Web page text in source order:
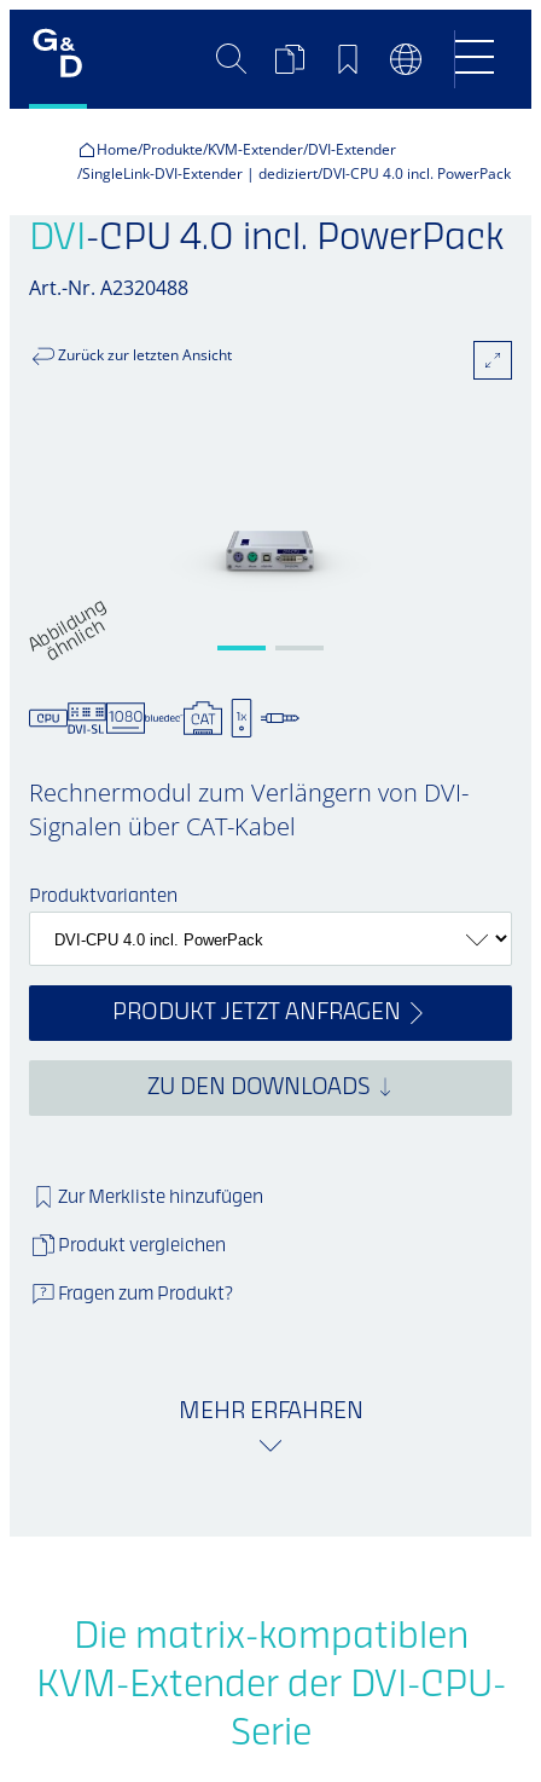
SucheProduktvergleich
Merkliste
Home Produkte KVM-Extender DVI-Extender
SingleLink-DVI-Extender | dediziert DVI-CPU 4.0 incl. PowerPack
DVI -CPU 4.0 incl. PowerPack
Art.-Nr. A2320488
Zurück zur letzten Ansicht
A
b
bi
l
d
u
n
g
ä
h
nli
c
h
Rechnermodul zum Verlängern von DVI-
Signalen über CAT-Kabel
Produktvarianten
PRODUKT JETZT ANFRAGEN
ZU DEN DOWNLOADS
Zur Merkliste hinzufügen
Produkt vergleichen
Fragen zum Produkt?
MEHR ERFAHREN
Die matrix-kompatiblen
KVM-Extender der DVI-CPU-
Serie